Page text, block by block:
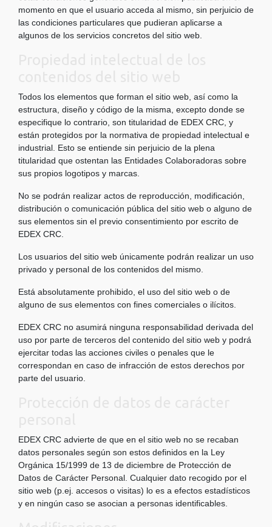
momento en que el usuario acceda al mismo, sin perjuicio de
las condiciones particulares que pudieran aplicarse a
algunos de los servicios concretos del sitio web.
Todos los elementos que forman el sitio web, así como la
estructura, diseño y código de la misma, excepto donde se
especifique lo contrario, son titularidad de EDEX CRC, y
están protegidos por la normativa de propiedad intelectual e
industrial. Esto se entiende sin perjuicio de la plena
titularidad que ostentan las Entidades Colaboradoras sobre
sus propios logotipos y marcas.
No se podrán realizar actos de reproducción, modificación,
distribución o comunicación pública del sitio web o alguno de
sus elementos sin el previo consentimiento por escrito de
EDEX CRC.
Los usuarios del sitio web únicamente podrán realizar un uso
privado y personal de los contenidos del mismo.
Está absolutamente prohibido, el uso del sitio web o de
alguno de sus elementos con fines comerciales o ilícitos.
EDEX CRC no asumirá ninguna responsabilidad derivada del
uso por parte de terceros del contenido del sitio web y podrá
ejercitar todas las acciones civiles o penales que le
correspondan en caso de infracción de estos derechos por
parte del usuario.
EDEX CRC advierte de que en el sitio web no se recaban
datos personales según son estos definidos en la Ley
Orgánica 15/1999 de 13 de diciembre de Protección de
Datos de Carácter Personal. Cualquier dato recogido por el
sitio web (p.ej. accesos o visitas) lo es a efectos estadísticos
y en ningún caso se asocian a personas identificables.